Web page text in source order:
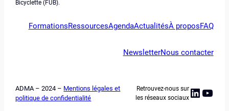
Bicyclette (FUB).
FormationsRessourcesAgendaActualitésÀ proposFAQ
NewsletterNous contacter
ADMA – 2024 – Mentions légales et
politique de confidentialité
Retrouvez-nous sur
les réseaux sociaux